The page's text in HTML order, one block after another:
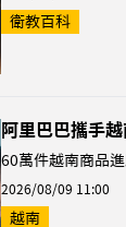
衛教百科
阿里巴巴攜手
60萬件越南商品
2026/08/09 11:00
越南